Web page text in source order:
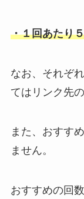
・１回あたり
なお、それぞ
てはリンク先
また、おすす
ません。
おすすめの回